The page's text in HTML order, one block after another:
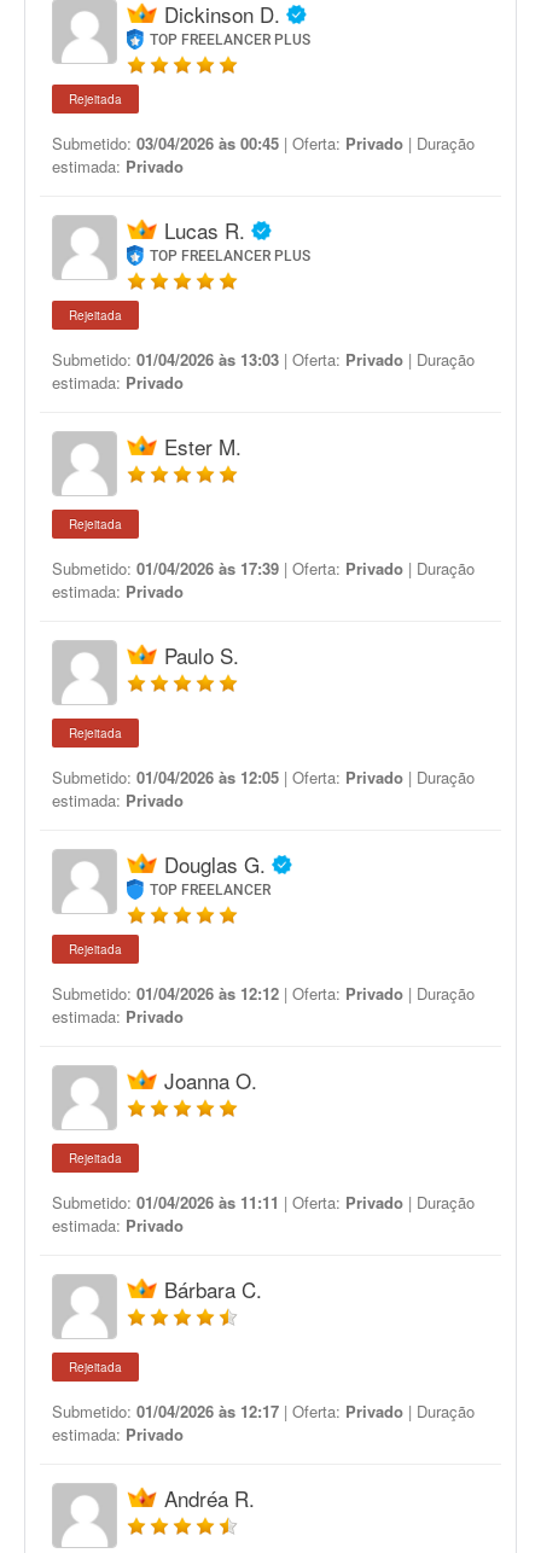
Dickinson D.
TOP FREELANCER PLUS
Rejeitada
Submetido: 03/04/2026 às 00:45 | Oferta: Privado | Duração
estimada: Privado
Lucas R.
TOP FREELANCER PLUS
Rejeitada
Submetido: 01/04/2026 às 13:03 | Oferta: Privado | Duração
estimada: Privado
Ester M.
Rejeitada
Submetido: 01/04/2026 às 17:39 | Oferta: Privado | Duração
estimada: Privado
Paulo S.
Rejeitada
Submetido: 01/04/2026 às 12:05 | Oferta: Privado | Duração
estimada: Privado
Douglas G.
TOP FREELANCER
Rejeitada
Submetido: 01/04/2026 às 12:12 | Oferta: Privado | Duração
estimada: Privado
Joanna O.
Rejeitada
Submetido: 01/04/2026 às 11:11 | Oferta: Privado | Duração
estimada: Privado
Bárbara C.
Rejeitada
Submetido: 01/04/2026 às 12:17 | Oferta: Privado | Duração
estimada: Privado
Andréa R.